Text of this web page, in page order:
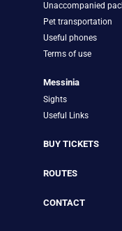
Unaccompanied
Pet transportation
Useful phones
Terms of use
Messinia
Sights
Useful Links
BUY TICKETS
ROUTES
CONTACT